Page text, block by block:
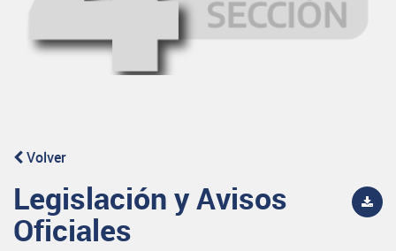
Volver
Legislación y Avisos
Oficiales